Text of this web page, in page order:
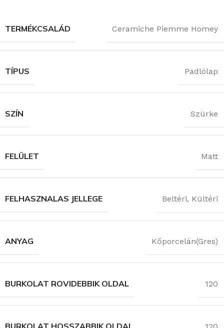
TERMÉKCSALÁD Ceramiche Piemme Homey
TÍPUS Padlólap
SZÍN Szürke
FELÜLET Matt
FELHASZNALAS JELLEGE Beltéri, Kültéri
ANYAG Kőporcelán(Gres)
BURKOLAT ROVIDEBBIK OLDAL 120
BURKOLAT HOSSZABBIK OLDAL 120